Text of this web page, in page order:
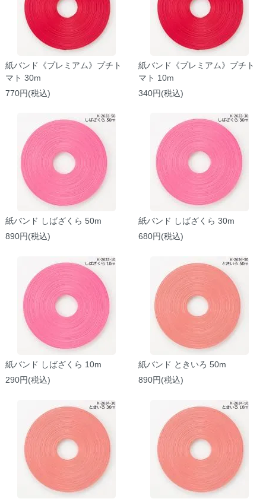
紙バンド《プレミアム》プチト
マト 30m
770円(税込)
紙バンド《プレミアム》プチト
マト 10m
340円(税込)
紙バンド しばざくら 50m
890円(税込)
紙バンド しばざくら 30m
680円(税込)
紙バンド しばざくら 10m
290円(税込)
紙バンド ときいろ 50m
890円(税込)